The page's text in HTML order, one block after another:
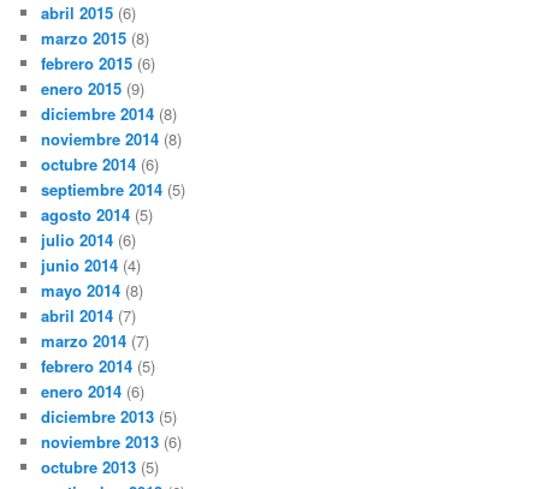
abril 2015 (6)
marzo 2015 (8)
febrero 2015 (6)
enero 2015 (9)
diciembre 2014 (8)
noviembre 2014 (8)
octubre 2014 (6)
septiembre 2014 (5)
agosto 2014 (5)
julio 2014 (6)
junio 2014 (4)
mayo 2014 (8)
abril 2014 (7)
marzo 2014 (7)
febrero 2014 (5)
enero 2014 (6)
diciembre 2013 (5)
noviembre 2013 (6)
octubre 2013 (5)